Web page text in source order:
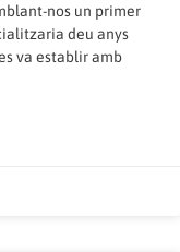
nos un primer
deu anys
va establir amb